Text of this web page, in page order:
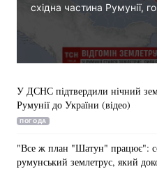
східна частина Румунії,
Однак відлуння
України. Зокрема,
Хмельницького,
У ДСНС підтвердили нічний
Румунії до України (відео)
ПОГОДА
"Все ж план "Шатун" працює":
румунський землетрус, який